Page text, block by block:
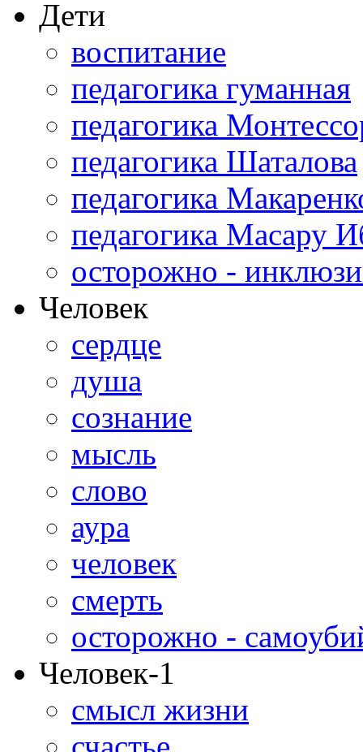
Дети
воспитание
педагогика гуманная
педагогика
педагогика Шаталова
педагогика
педагогика Масару
осторожно -
Человек
сердце
душа
сознание
мысль
слово
аура
человек
смерть
осторожно -
Человек-1
смысл жизни